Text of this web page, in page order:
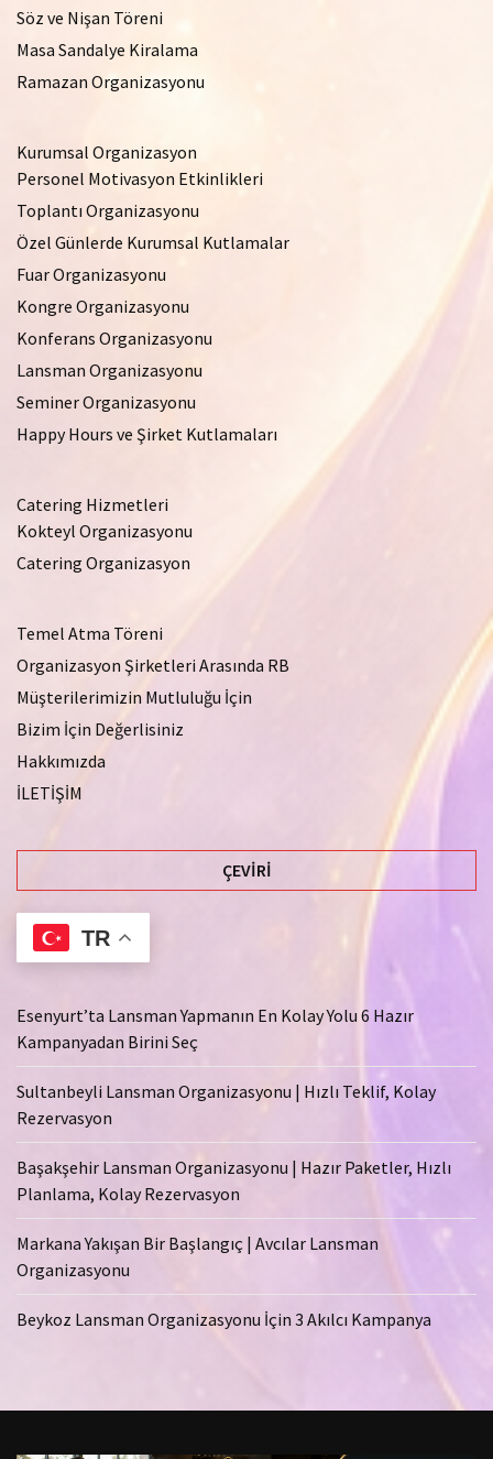
Söz ve Nişan Töreni
Masa Sandalye Kiralama
Ramazan Organizasyonu
Kurumsal Organizasyon
Personel Motivasyon Etkinlikleri
Toplantı Organizasyonu
Özel Günlerde Kurumsal Kutlamalar
Fuar Organizasyonu
Kongre Organizasyonu
Konferans Organizasyonu
Lansman Organizasyonu
Seminer Organizasyonu
Happy Hours ve Şirket Kutlamaları
Catering Hizmetleri
Kokteyl Organizasyonu
Catering Organizasyon
Temel Atma Töreni
Organizasyon Şirketleri Arasında RB
Müşterilerimizin Mutluluğu İçin
Bizim İçin Değerlisiniz
Hakkımızda
İLETİŞİM
ÇEVIRI
TR
Esenyurt’ta Lansman Yapmanın En Kolay Yolu 6 Hazır
Kampanyadan Birini Seç
Sultanbeyli Lansman Organizasyonu | Hızlı Teklif, Kolay
Rezervasyon
Başakşehir Lansman Organizasyonu | Hazır Paketler, Hızlı
Planlama, Kolay Rezervasyon
Markana Yakışan Bir Başlangıç | Avcılar Lansman
Organizasyonu
Beykoz Lansman Organizasyonu İçin 3 Akılcı Kampanya